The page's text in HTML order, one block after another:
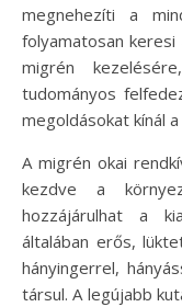
megnehezíti a
folyamatosan
migrén
tudományos
megoldásokat kínál
A migrén okai
kezdve a
hozzájárulhat a
általában erős,
hányingerrel,
társul. A legújabb